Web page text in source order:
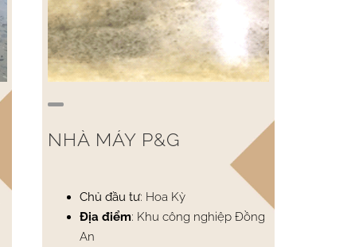
NHÀ MÁY P&G
Chủ đầu tư: Hoa Kỳ
Địa điểm: Khu công nghiệp Đồng
An